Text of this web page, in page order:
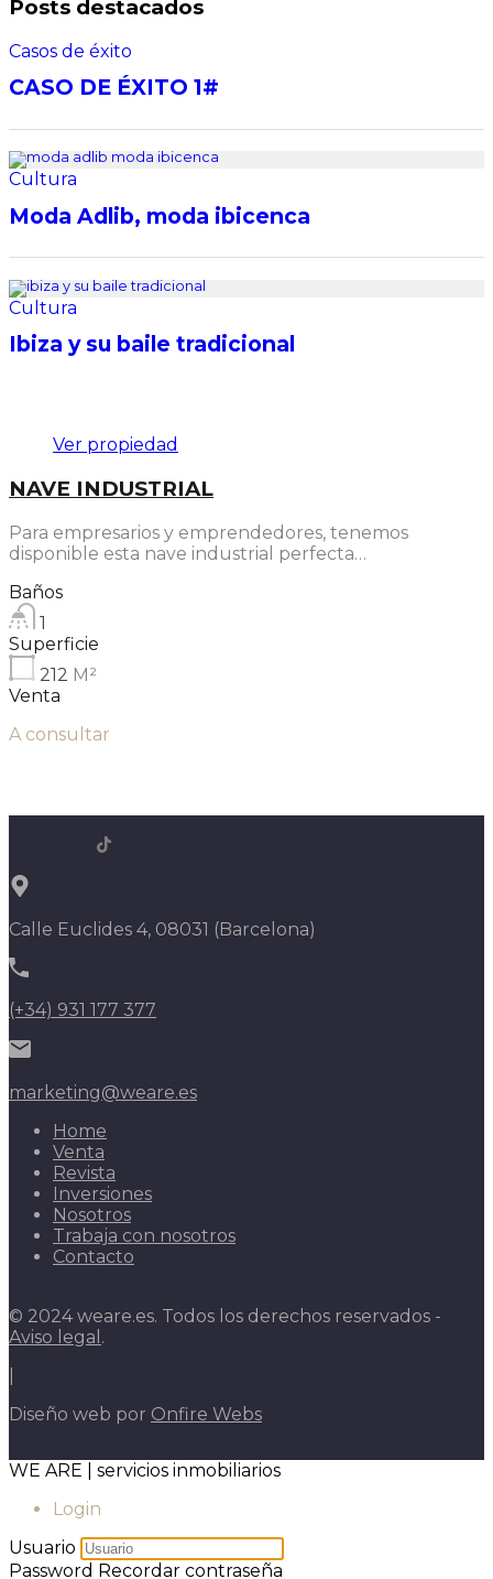
Posts destacados
Casos de éxito
CASO DE ÉXITO 1#
Cultura
Moda Adlib, moda ibicenca
Cultura
Ibiza y su baile tradicional
Ver propiedad
NAVE INDUSTRIAL
Para empresarios y emprendedores, tenemos
disponible esta nave industrial perfecta…
Baños
1
Superficie
212 M²
Venta
A consultar
Calle Euclides 4, 08031 (Barcelona)
(+34) 931 177 377
marketing@weare.es
Home
Venta
Revista
Inversiones
Nosotros
Trabaja con nosotros
Contacto
© 2024 weare.es. Todos los derechos reservados -
Aviso legal .
Diseño web por Onfire Webs
WE ARE | servicios inmobiliarios
Login
Usuario
Password Recordar contraseña